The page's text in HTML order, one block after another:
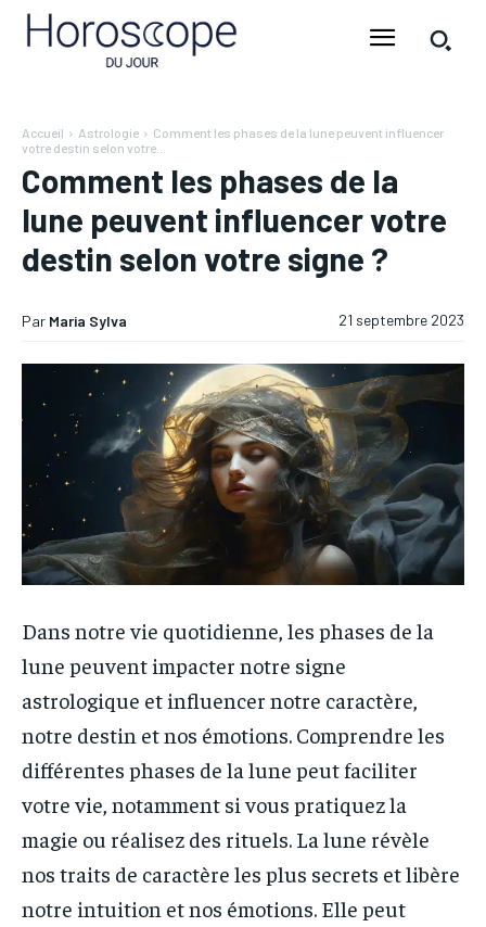
Accueil Astrologie
Comment les phases de la lune peuvent influencer
votre destin selon votre...
Comment les phases de la
lune peuvent influencer votre
destin selon votre signe ?
21 septembre 2023
Par Maria Sylva
Dans notre vie quotidienne, les phases de la
lune peuvent impacter notre signe
astrologique et influencer notre caractère,
notre destin et nos émotions. Comprendre les
différentes phases de la lune peut faciliter
votre vie, notamment si vous pratiquez la
magie ou réalisez des rituels. La lune révèle
nos traits de caractère les plus secrets et libère
notre intuition et nos émotions. Elle peut